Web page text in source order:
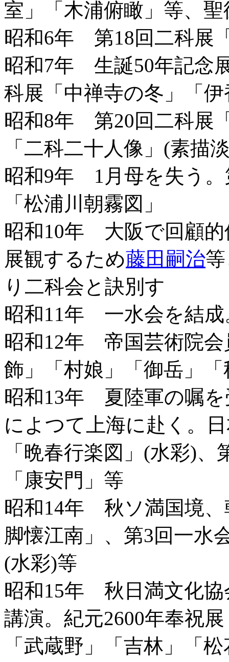
室」「木浦俯瞰」等、
昭和6年 第18回二科展
昭和7年 生誕50年記念
科展「中禅寺の冬」「
昭和8年 第20回二科展
「二科二十人像」(素描
昭和9年 1月母を失う。
「松浦川朝霧図」
昭和10年 大阪で回顧的
展観するため藤田嗣治
り二科会と訣別す
昭和11年 一水会を結成
昭和12年 帝国芸術院会
飾」「村娘」「御岳」「
昭和13年 夏陸軍の嘱を
によつて上海に赴く。
「晩春行楽図」(水彩)
「康安門」等
昭和14年 秋ソ満国境、
脚懐江南」、第3回一水
(水彩)等
昭和15年 秋日満文化協
講演。紀元2600年奉祝
「武蔵野」「吉林」「